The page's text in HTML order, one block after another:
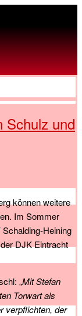
Schulz und
können weitere
Im Sommer
Heining
DJK Eintracht
„Mit Stefan
Torwart als
verpflichten, der